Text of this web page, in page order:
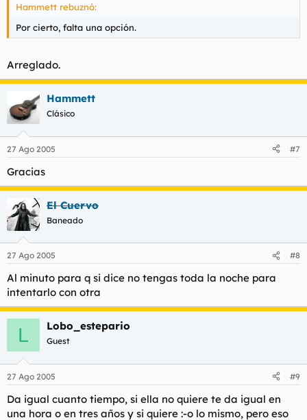
Hammett rebuznó:
Por cierto, falta una opción.
Arreglado.
Hammett
Clásico
27 Ago 2005 #7
Gracias
El Cuervo
Baneado
27 Ago 2005 #8
Al minuto para q si dice no tengas toda la noche para
intentarlo con otra
L Lobo_estepario
Guest
27 Ago 2005 #9
Da igual cuanto tiempo, si ella no quiere te da igual en
una hora o en tres años y si quiere :-o lo mismo, pero eso